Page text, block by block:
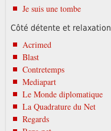
Je suis une tombe
Côté détente et relaxation
Acrimed
Blast
Contretemps
Mediapart
Le Monde diplomatique
La Quadrature du Net
Regards